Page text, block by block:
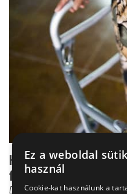
Halálos leépülés -
fokozatosan a C...
Dr. Bauknecht Éva
Ez a weboldal
használ
Cookie-kat használunk a